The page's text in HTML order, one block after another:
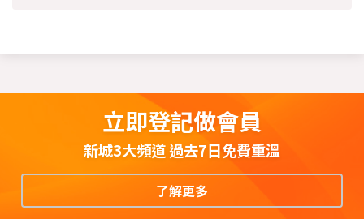
立即登記做會員
新城3大頻道 過去7日免費重溫
了解更多